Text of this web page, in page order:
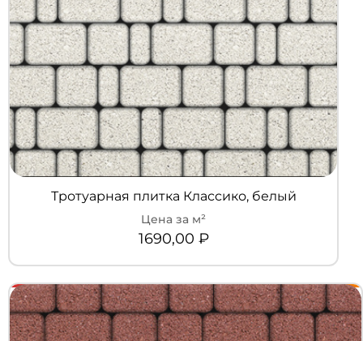
Тротуарная плитка Классико, белый
1690,00 ₽